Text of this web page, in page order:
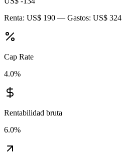
Renta: US$ 190 — Gastos: US$ 324
Cap Rate
4.0%
Rentabilidad bruta
6.0%